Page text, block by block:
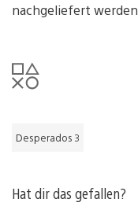
nachgeliefert werden.
Desperados 3
Hat dir das gefallen?